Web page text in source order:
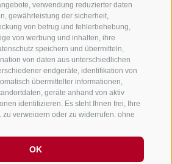
verwendung reduzierter daten
gewährleistung der sicherheit,
von betrug und fehlerbehebung,
von werbung und inhalten, ihre
speichern und übermitteln,
von daten aus unterschiedlichen
endgeräte, identifikation von
übermittelter informationen,
geräte anhand von aktiv
identifizieren. Es steht Ihnen frei, Ihre
zu verweigern oder zu widerrufen, ohne
erklären Sie sich mit der
und ähnlichen Tools einverstanden.
„Einstellungen verwalten", um
OK
Themen Service
GuestPass